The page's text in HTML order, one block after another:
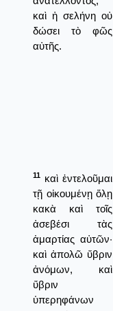
καὶ ἡ σελήνη οὐ
δώσει τὸ φῶς
αὐτῆς.
11 καὶ ἐντελοῦμαι
τῇ οἰκουμένῃ ὅλῃ
κακὰ καὶ τοῖς
ἀσεβέσι τὰς
ἁμαρτίας αὐτῶν·
καὶ ἀπολῶ ὕβριν
ἀνόμων, καὶ
ὕβριν
ὑπερηφάνων